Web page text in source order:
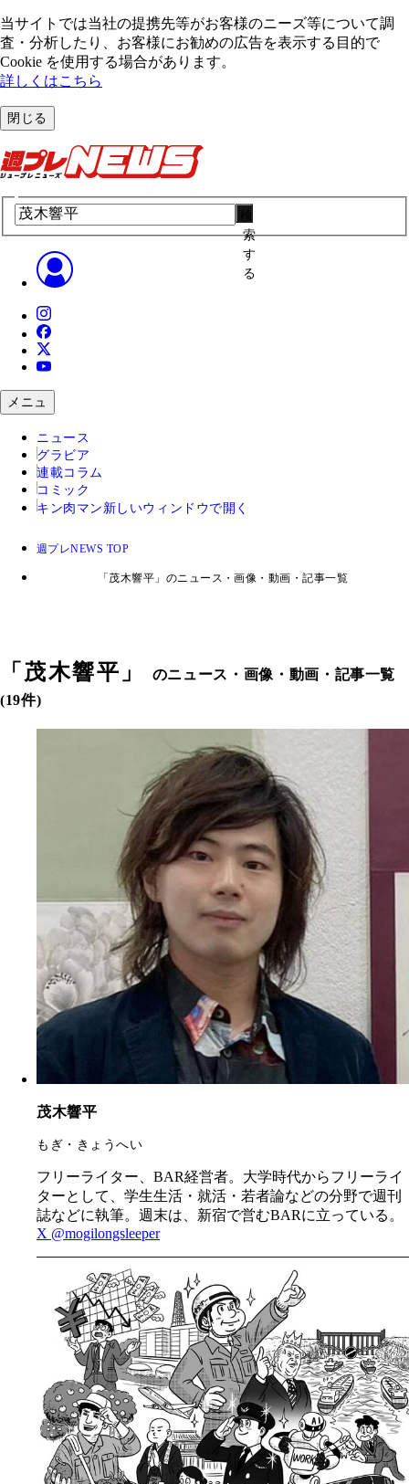
当サイトでは当社の提携先等がお客様のニーズ等について調
査・分析したり、お客様にお勧めの広告を表⽰する⽬的で
Cookie を使⽤する場合があります。
詳しくはこちら
閉じる
索
す
る
メニュ
ニュース
グラビア
連載コラム
コミック
キン肉マン 新しいウィンドウで開く
週プレNEWS TOP
「茂木響平」のニュース・画像・動画・記事一覧
「 茂木響平 」
のニュース・画像・動画・記事一覧
(19件)
茂木響平
もぎ・きょうへい
フリーライター、BAR経営者。大学時代からフリーライ
ターとして、学生生活・就活・若者論などの分野で週刊
誌などに執筆。週末は、新宿で営むBARに立っている。
X @mogilongsleeper